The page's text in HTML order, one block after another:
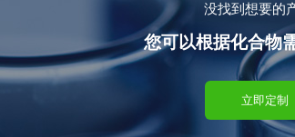
没找到想要的
您可以根据化合物
立即定制